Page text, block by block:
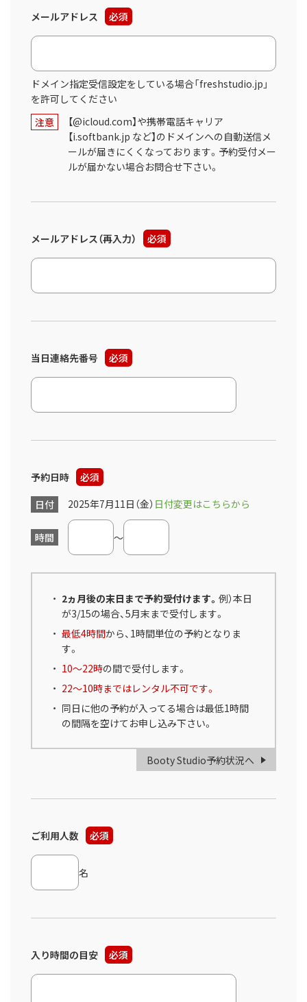
メールアドレス 必須
ドメイン指定受信設定をしている場合「freshstudio.jp」
を許可してください
注意
【@icloud.com】や携帯電話キャリア
【i.softbank.jp など】のドメインへの自動送信メ
ールが届きにくくなっております。予約受付メー
ルが届かない場合お問合せ下さい。
メールアドレス（再入力） 必須
当日連絡先番号 必須
予約日時
必須
日付
2025年7月11日（金） 日付変更はこちらから
時間 ～
2ヵ月後の末日まで予約受付けます。 例）本日
が3/15の場合、5月末まで受付します。
最低4時間から、1時間単位の予約となりま
す。
10～22時の間で受付します。
22～10時まではレンタル不可です。
同日に他の予約が入ってる場合は最低1時間
の間隔を空けてお申し込み下さい。
Booty Studio予約状況へ
ご利用人数 必須
名
入り時間の目安 必須